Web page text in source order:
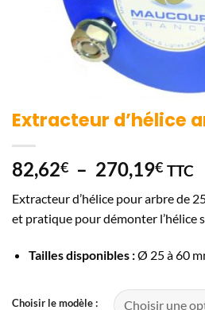
Extracteur d’hélice
82,62€ – 270,19€Plage
prix :
TTC
Extracteur d’hélice pour arbre de
et pratique pour démonter l’hélice
Tailles disponibles :Ø 25 à 60
Choisir le modèle :